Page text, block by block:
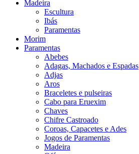
Madeira
Escultura
Ibás
Paramentas
Morim
Paramentas
Abebes
Adagas, Machados e Espadas
Adjas
Aros
Braceletes e pulseiras
Cabo para Eruexim
Chaves
Chifre Castroado
Coroas, Capacetes e Ades
Jogos de Paramentas
Madeira